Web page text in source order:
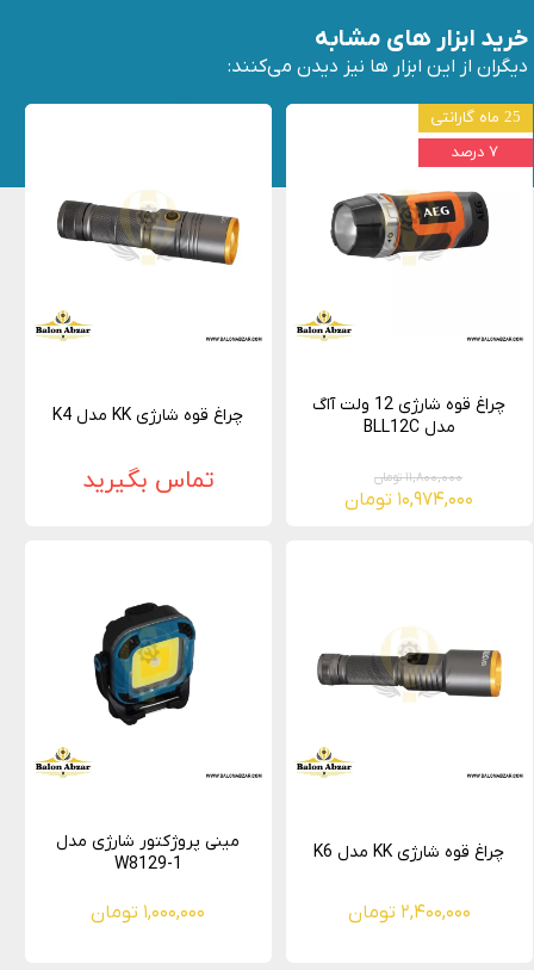
چراغ قوه شارژی 12 ولت آاگ
مدل BLL12C
۱۱,۸۰۰,۰۰۰ تومان
۱۰,۹۷۴,۰۰۰ تومان
25 ماه گارانتی
۷ درصد
چراغ قوه شارژی KK مدل K4
تماس بگیرید
چراغ قوه شارژی KK مدل K6
۲,۴۰۰,۰۰۰ تومان
مینی پروژکتور شارژی مدل
W8129-1
۱,۰۰۰,۰۰۰ تومان
خرید ابزار های مشابه
دیگران از این ابزار ها نیز دیدن می‌کنند: